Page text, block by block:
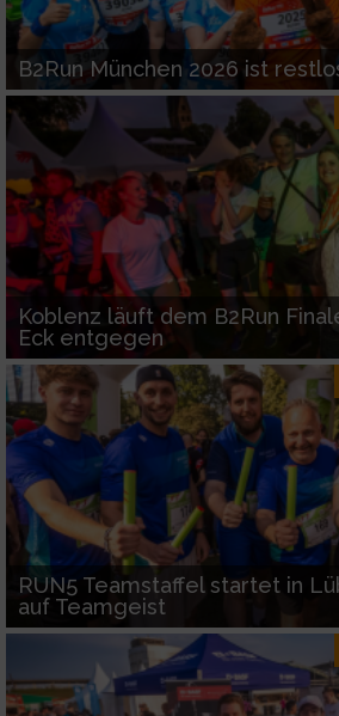
B2Run München 2026 ist
Koblenz läuft dem B2Run
Eck entgegen
RUN5 Teamstaffel startet in
auf Teamgeist